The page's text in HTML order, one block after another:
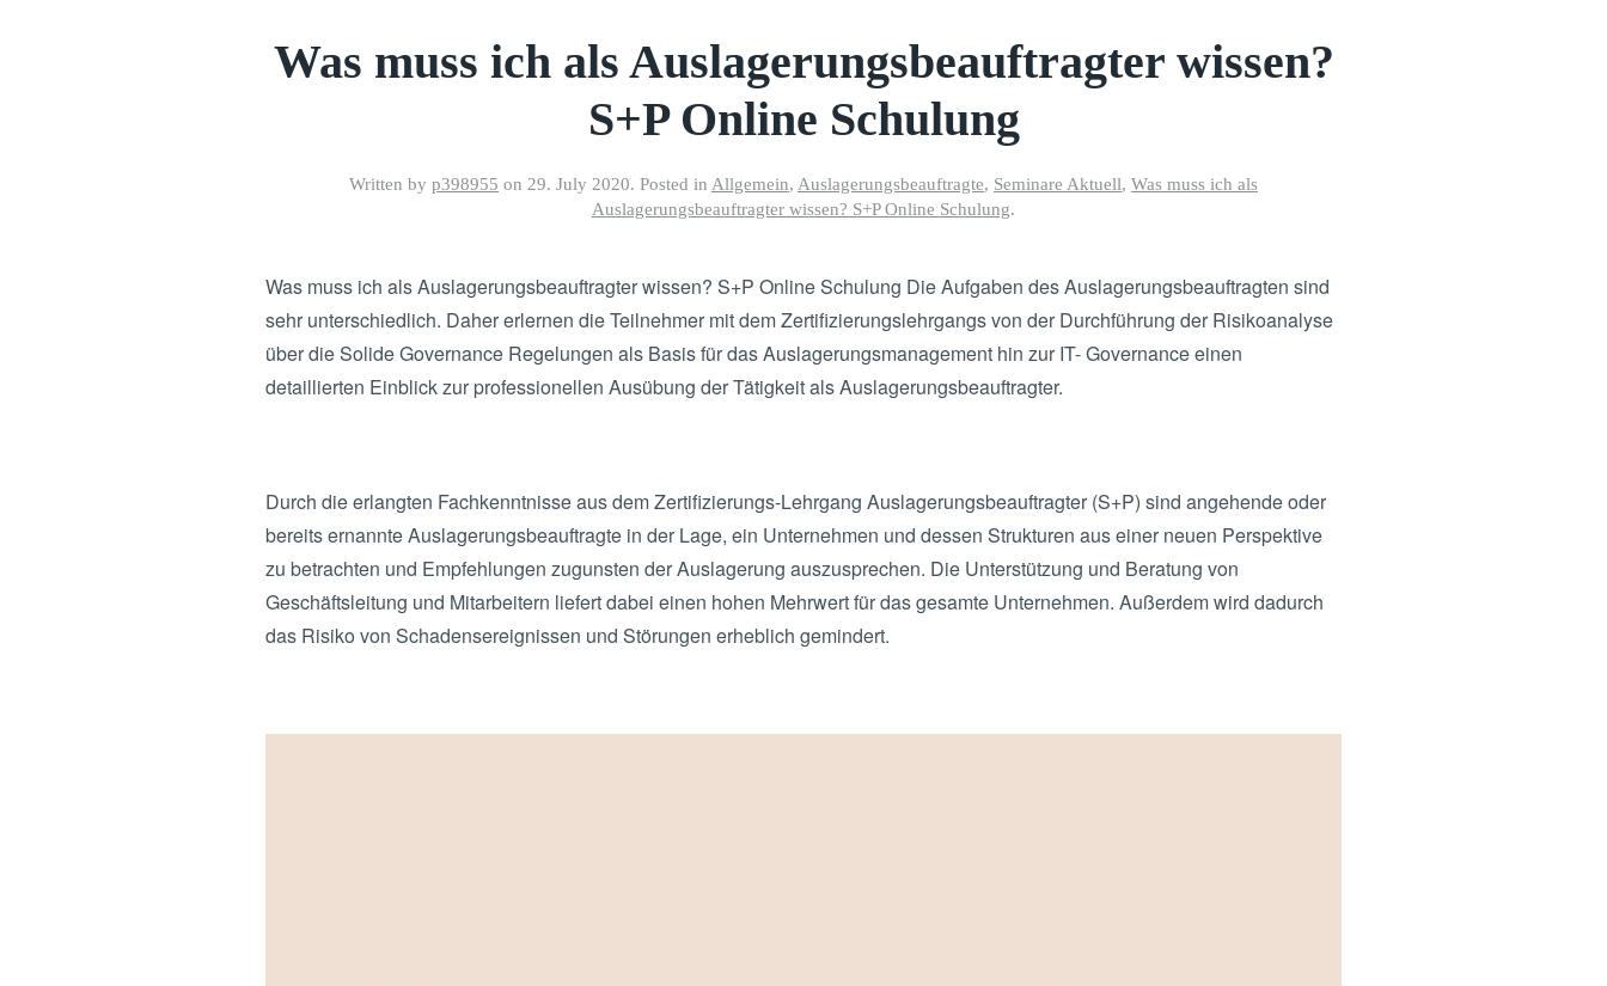
Was muss ich als Auslagerungsbeauftragter wissen?
S+P Online Schulung
Written by p398955 on 29. July 2020. Posted in Allgemein, Auslagerungsbeauftragte, Seminare Aktuell, Was muss ich als
Auslagerungsbeauftragter wissen? S+P Online Schulung.
Was muss ich als Auslagerungsbeauftragter wissen? S+P Online Schulung Die Aufgaben des Auslagerungsbeauftragten sind
sehr unterschiedlich. Daher erlernen die Teilnehmer mit dem Zertifizierungslehrgangs von der Durchführung der Risikoanalyse
über die Solide Governance Regelungen als Basis für das Auslagerungsmanagement hin zur IT- Governance einen
detaillierten Einblick zur professionellen Ausübung der Tätigkeit als Auslagerungsbeauftragter.
Durch die erlangten Fachkenntnisse aus dem Zertifizierungs-Lehrgang Auslagerungsbeauftragter (S+P) sind angehende oder
bereits ernannte Auslagerungsbeauftragte in der Lage, ein Unternehmen und dessen Strukturen aus einer neuen Perspektive
zu betrachten und Empfehlungen zugunsten der Auslagerung auszusprechen. Die Unterstützung und Beratung von
Geschäftsleitung und Mitarbeitern liefert dabei einen hohen Mehrwert für das gesamte Unternehmen. Außerdem wird dadurch
das Risiko von Schadensereignissen und Störungen erheblich gemindert.